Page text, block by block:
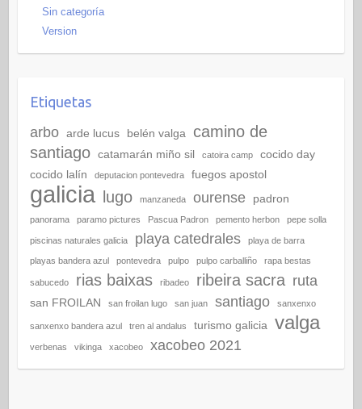
Sin categoría
Version
Etiquetas
arbo arde lucus belén valga
camino de
santiago catamarán miño sil catoira camp
cocido day
cocido lalín
deputacion pontevedra fuegos apostol
galicia lugo manzaneda ourense padron
panorama paramo pictures Pascua Padron pemento herbon pepe solla
piscinas naturales galicia playa catedrales playa de barra
playas bandera azul pontevedra pulpo pulpo carballiño rapa bestas
sabucedo rias baixas ribadeo ribeira sacra ruta
san FROILAN san froilan lugo san juan santiago sanxenxo
sanxenxo bandera azul tren al andalus turismo galicia valga
verbenas vikinga xacobeo xacobeo 2021